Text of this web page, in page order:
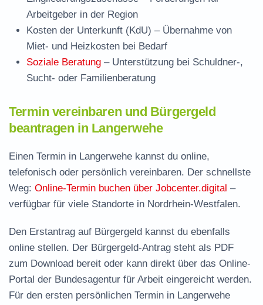
Arbeitgeber in der Region
Kosten der Unterkunft (KdU) – Übernahme von
Miet- und Heizkosten bei Bedarf
Soziale Beratung – Unterstützung bei Schuldner-,
Sucht- oder Familienberatung
Termin vereinbaren und Bürgergeld
beantragen in Langerwehe
Einen Termin in Langerwehe kannst du online,
telefonisch oder persönlich vereinbaren. Der schnellste
Weg: Online-Termin buchen über Jobcenter.digital –
verfügbar für viele Standorte in Nordrhein-Westfalen.
Den Erstantrag auf Bürgergeld kannst du ebenfalls
online stellen. Der Bürgergeld-Antrag steht als PDF
zum Download bereit oder kann direkt über das Online-
Portal der Bundesagentur für Arbeit eingereicht werden.
Für den ersten persönlichen Termin in Langerwehe